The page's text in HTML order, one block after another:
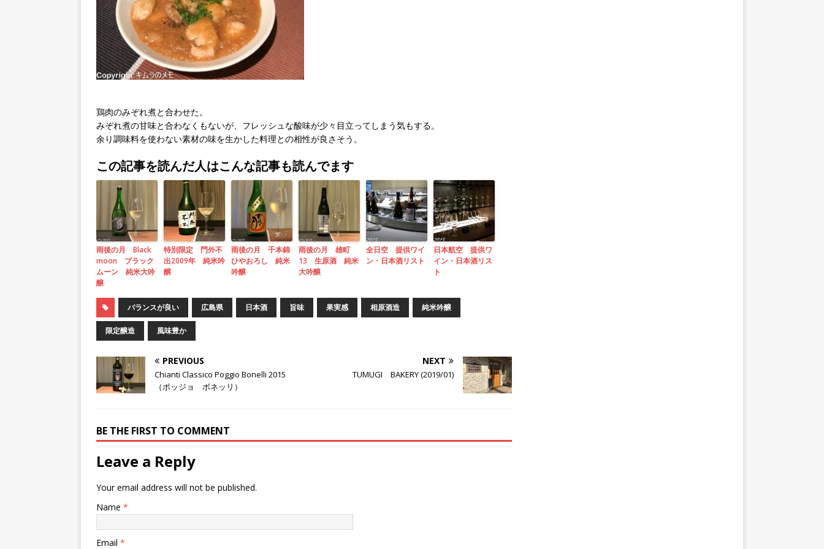
鶏肉のみぞれ煮と合わせた。
みぞれ煮の甘味と合わなくもないが、フレッシュな酸味が少々目立ってしまう気もする。
余り調味料を使わない素材の味を生かした料理との相性が良さそう。
この記事を読んだ人はこんな記事も読んでます
雨後の月 Black
moon ブラック
ムーン 純米大吟
醸
特別限定 門外不
出2009年 純米吟
醸
雨後の月 千本錦
ひやおろし 純米
吟醸
雨後の月 雄町
13 生原酒 純米
大吟醸
全日空 提供ワイ
ン・日本酒リスト
日本航空 提供ワ
イン・日本酒リス
ト
バランスが良い 広島県 日本酒 旨味 果実感 相原酒造 純米吟醸
限定醸造 風味豊か
PREVIOUS
Chianti Classico Poggio Bonelli 2015
（ポッジョ ボネッリ）
NEXT
TUMUGI BAKERY (2019/01)
BE THE FIRST TO COMMENT
Leave a Reply
Your email address will not be published.
Name *
Email *